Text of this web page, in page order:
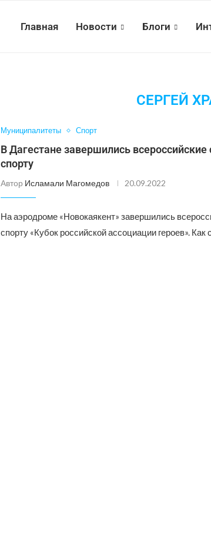
Главная Новости Блоги
СЕРГЕЙ
Муниципалитеты Спорт
В Дагестане завершились
спорту
Автор Исламали Магомедов 20.09.2022
На аэродроме «Новокаякент» завершились
спорту «Кубок российской ассоциации героев».